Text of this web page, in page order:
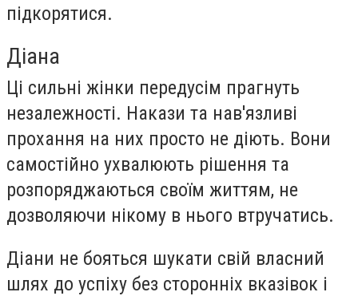
підкорятися.
Діана
Ці сильні жінки передусім прагнуть
незалежності. Накази та нав'язливі
прохання на них просто не діють. Вони
самостійно ухвалюють рішення та
розпоряджаються своїм життям, не
дозволяючи нікому в нього втручатись.
Діани не бояться шукати свій власний
шлях до успіху без сторонніх вказівок і